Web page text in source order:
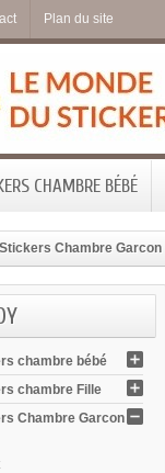
Plan du site
CHAMBRE BÉBÉ
Stickers Chambre Garcon
chambre bébé
chambre Fille
Chambre Garcon